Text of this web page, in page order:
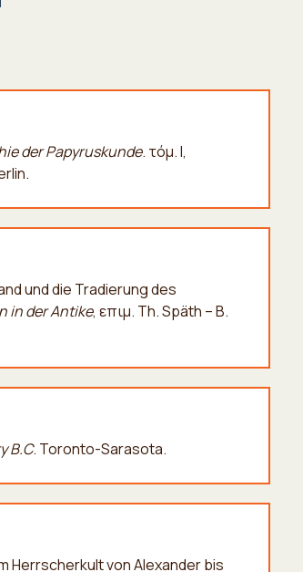
der Papyruskunde. τόμ. I,
und die Tradierung des
in der Antike, επιμ. Th. Späth – B.
B.C. Toronto-Sarasota.
Herrscherkult von Alexander bis